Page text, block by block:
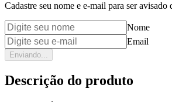
Cadastre seu nome e e-mail para ser
Nome
Email
Enviando...
Descrição do produto